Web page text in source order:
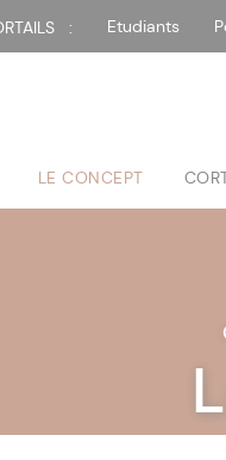
: Etudiants
LE CONCEPT